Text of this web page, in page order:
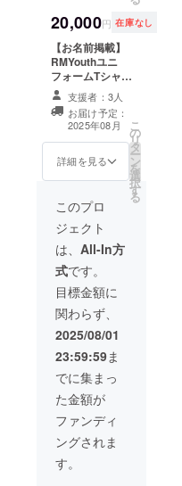
望の場合はお声
がけください ・
有効期間：2025
年8月23日〜
2026年8月22日
までの12か月間
・ユニフォーム
をご持参いただ
いた場合
円引き(事業が存
続する限り)
シャツを提供 ・
RMYouth杯にて
利用いただけま
す。 ・現金への
交換はできませ
ん。おつりはで
ません。 ・初回
来店時にお渡し
いたします。ス
ドファンディン
グで支援をした
ださい。※郵送希
望の場合はお声
がけください ・
有効期間：2025
年8月23日〜
2026年8月22日
までの12か月間
・ユニフォーム
をご持参いただ
いた場合
RMYouth杯500
円引き(事業が存
続する限り)
（3×8ｃｍ程
度） ・注意事
項：ロゴやバ
ナーなどの画像
の受け渡しにつ
いては、プロ
ジェクト終了後
にお送りする
メールをご確認
RMYouth杯一回
招待 チケット
5000円相当 第二
弾ユニフォームT
シャツを提供 ・
RMYouth杯にて
利用いただけま
す。 ・現金への
交換はできませ
ん。おつりはで
ません。 ・初回
来店時にお渡し
いたします。ス
タッフにクラウ
ドファンディン
グで支援をした
旨をお声掛けく
ださい。※郵送希
望の場合はお声
がけください ・
有効期間：2025
年8月23日〜
20,000円 在庫なし
【お名前掲載】
RMYouthユニ
フォームTシャツ
に、支援者様の
ロゴを掲載しま
す。 ・掲載期
間：2025年8月
23日〜第3弾発
売まで(一年は保
証) ・掲載方法：
載 ・掲載サイ
ズ：小（5×10ｃ
ｍ程度） ・注意
事項：ロゴやバ
ナーなどの画像
の受け渡しにつ
いては、プロ
ジェクト終了後
にお送りする
メールをご確認
RMYouth杯一回
招待 チケット
5000円相当 第二
弾ユニフォームT
シャツを提供 ・
RMYouth杯にて
利用いただけま
す。 ・現金への
交換はできませ
支援者：3人
お届け予定：
2025年08月
詳細を見る
こ
の
リ
タ
ー
ン
を
選
択
す
る
このプロ
ジェクト
は、 All-In方
式です。
目標金額に
関わらず、
2025/08/01
23:59:59ま
でに集まっ
た金額が
ファンディ
ングされま
す。